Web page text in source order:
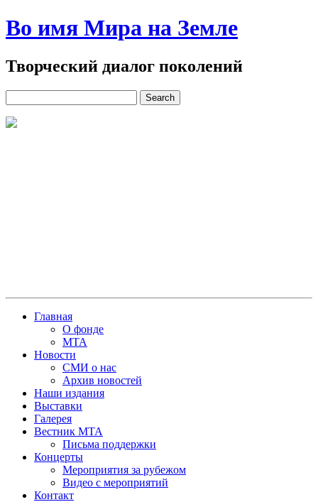
Во имя Мира на Земле
Творческий диалог поколений
Главная
О фонде
МТА
Новости
СМИ о нас
Архив новостей
Наши издания
Выставки
Галерея
Вестник МТА
Письма поддержки
Концерты
Мероприятия за рубежом
Видео с мероприятий
Контакт